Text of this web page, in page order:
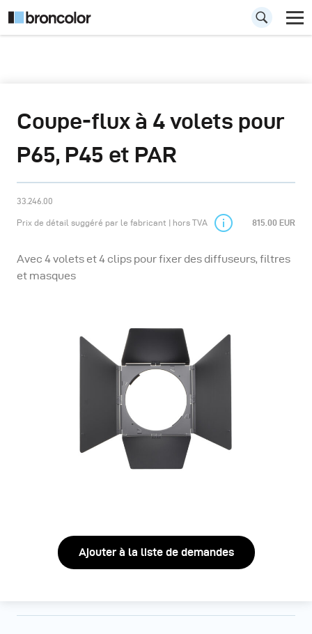
Coupe-flux à 4 volets pour
P65, P45 et PAR
33.246.00
Prix de détail suggéré par le fabricant | hors TVA 815.00 EUR
Avec 4 volets et 4 clips pour fixer des diffuseurs, filtres
et masques
Ajouter à la liste de demandes